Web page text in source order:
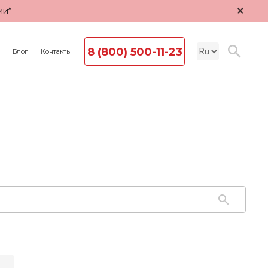
×
Блог Контакты 8 (800) 500-11-23